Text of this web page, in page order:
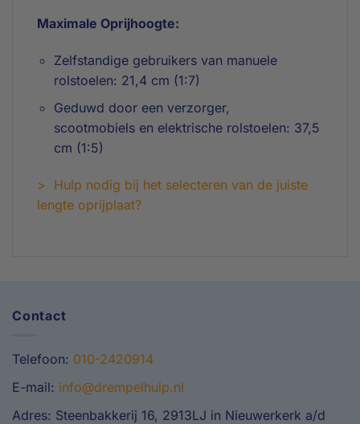
Maximale Oprijhoogte:
Zelfstandige gebruikers van manuele
rolstoelen: 21,4 cm (1:7)
Geduwd door een verzorger,
scootmobiels en elektrische rolstoelen: 37,5
cm (1:5)
> Hulp nodig bij het selecteren van de juiste
lengte oprijplaat?
Contact
Telefoon: 010-2420914
E-mail: info@drempelhulp.nl
Adres: Steenbakkerij 16, 2913LJ in Nieuwerkerk a/d